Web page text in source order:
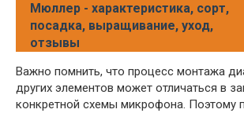
Мюллер - характеристика, сорт,
посадка, выращивание, уход,
отзывы
Важно помнить, что процесс монтажа
других элементов может отличаться в
конкретной схемы микрофона. Поэтому